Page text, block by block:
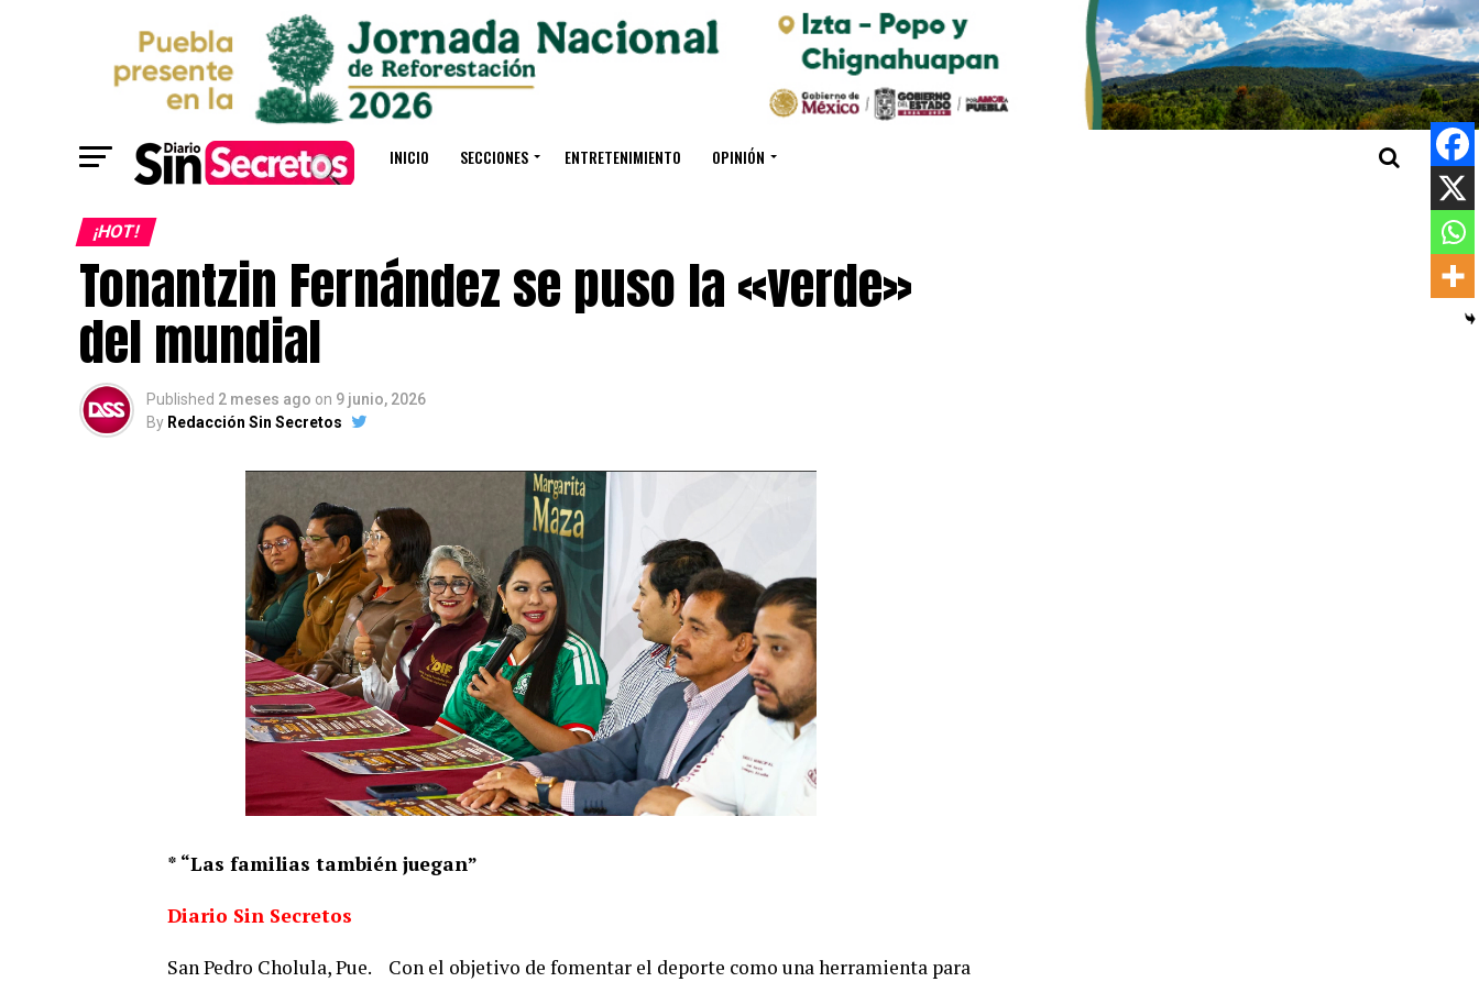
INICIO SECCIONES ENTRETENIMIENTO OPINIÓN
¡HOT!
Tonantzin Fernández se puso la «verde»
del mundial
Published 2 meses ago on 9 junio, 2026
By Redacción Sin Secretos
* “Las familias también juegan”
Diario Sin Secretos
San Pedro Cholula, Pue.
Con el objetivo de fomentar el deporte como una herramienta para